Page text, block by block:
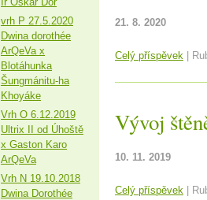
21. 8. 2020
Celý příspěvek
Vývoj
10. 11. 2019
Celý příspěvek
vrh P 27.5.2020
Dwina dorothée
ArQeVa x
Blotáhunka
Šungmánitu-ha
Khoyáke
Vrh O 6.12.2019
Ultrix II od Úhoště
x Gaston Karo
ArQeVa
Vrh N 19.10.2018
Dwina Dorothée